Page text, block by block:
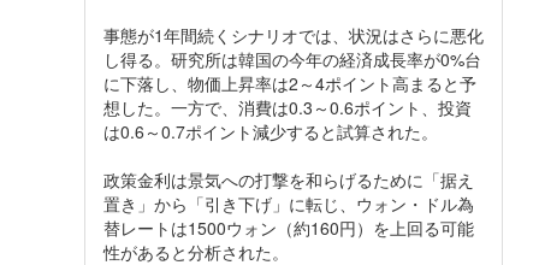
事態が1年間続くシナリオでは、状況はさらに悪化
し得る。研究所は韓国の今年の経済成長率が0%台
に下落し、物価上昇率は2～4ポイント高まると予
想した。一方で、消費は0.3～0.6ポイント、投資
は0.6～0.7ポイント減少すると試算された。
政策金利は景気への打撃を和らげるために「据え
置き」から「引き下げ」に転じ、ウォン・ドル為
替レートは1500ウォン（約160円）を上回る可能
性があると分析された。